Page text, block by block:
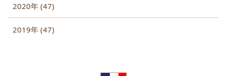
2020年 (47)
2019年 (47)